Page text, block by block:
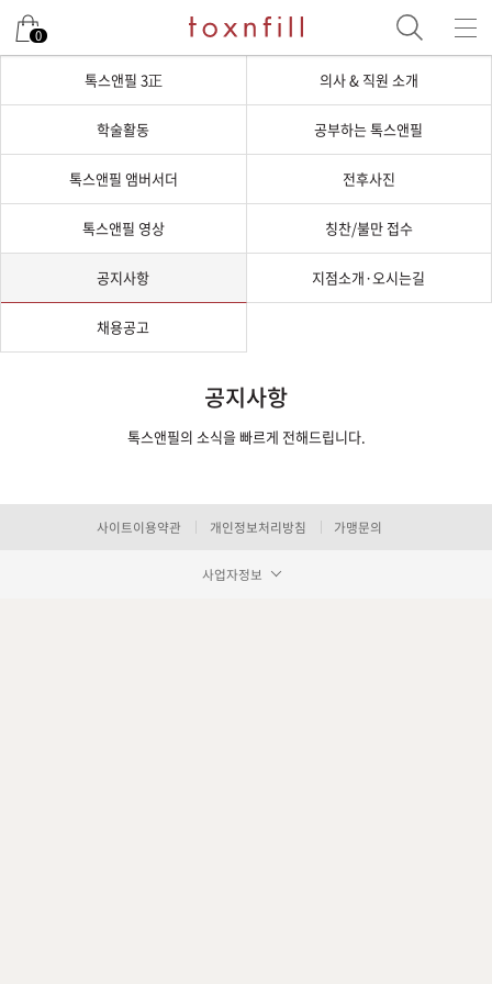
0
톡스앤필 3正 의사 & 직원 소개
학술활동 공부하는 톡스앤필
톡스앤필 앰버서더 전후사진
톡스앤필 영상 칭찬/불만 접수
공지사항 지점소개·오시는길
채용공고
공지사항
톡스앤필의 소식을 빠르게 전해드립니다.
사이트이용약관 개인정보처리방침 가맹문의
사업자정보